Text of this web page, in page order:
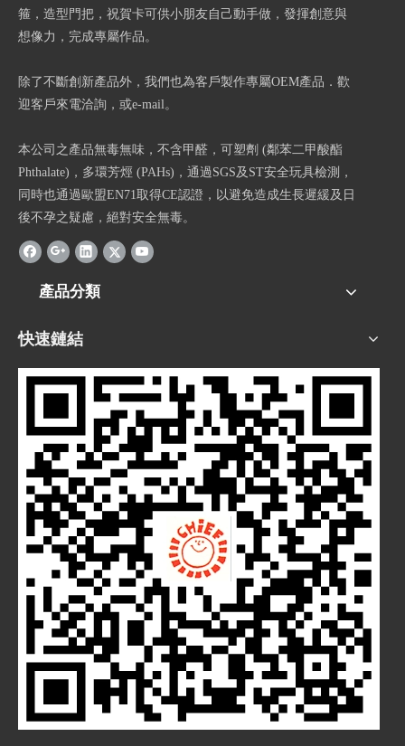
箍，造型門把，祝賀卡可供小朋友自己動手做，發揮創意與
想像力，完成專屬作品。
除了不斷創新產品外，我們也為客戶製作專屬OEM產品．歡
迎客戶來電洽詢，或e-mail。
本公司之產品無毒無味，不含甲醛，可塑劑 (鄰苯二甲酸酯
Phthalate)，多環芳烴 (PAHs)，通過SGS及ST安全玩具檢測，
同時也通過歐盟EN71取得CE認證，以避免造成生長遲緩及日
後不孕之疑慮，絕對安全無毒。
產品分類
快速鏈結